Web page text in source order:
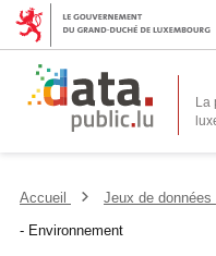
La
Accueil Jeux de données
- Environnement